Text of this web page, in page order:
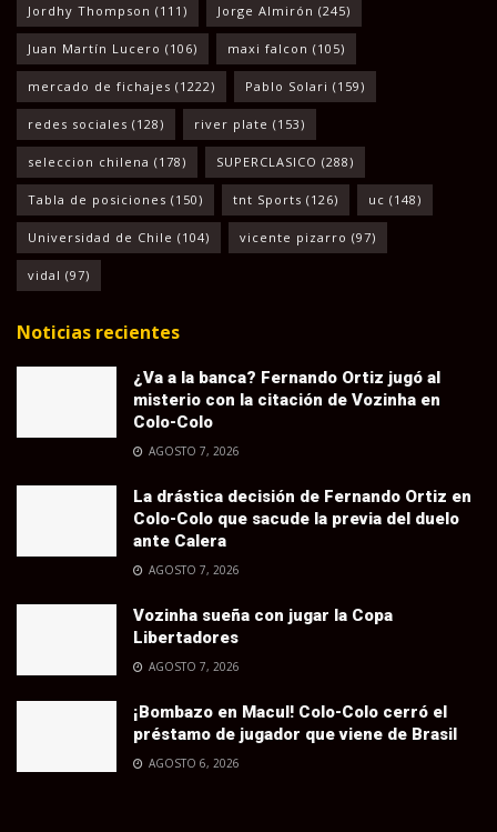
Jordhy Thompson (111) Jorge Almirón (245)
Juan Martín Lucero (106) maxi falcon (105)
mercado de fichajes (1222) Pablo Solari (159)
redes sociales (128) river plate (153)
seleccion chilena (178) SUPERCLASICO (288)
Tabla de posiciones (150) tnt Sports (126) uc (148)
Universidad de Chile (104) vicente pizarro (97)
vidal (97)
Noticias recientes
¿Va a la banca? Fernando Ortiz jugó al
misterio con la citación de Vozinha en
Colo-Colo
AGOSTO 7, 2026
La drástica decisión de Fernando Ortiz en
Colo-Colo que sacude la previa del duelo
ante Calera
AGOSTO 7, 2026
Vozinha sueña con jugar la Copa
Libertadores
AGOSTO 7, 2026
¡Bombazo en Macul! Colo-Colo cerró el
préstamo de jugador que viene de Brasil
AGOSTO 6, 2026